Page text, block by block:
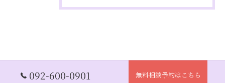
092-600-0901 無料相談予約はこちら